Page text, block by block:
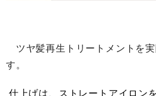
ツヤ髪再生トリートメントを
す。
仕上げは、ストレートアイロン